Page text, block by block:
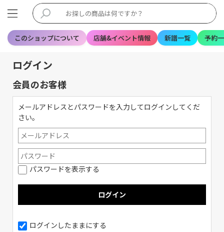
このショップについて 店舗&イベント情報 新譜一覧 予約
ログイン
会員のお客様
メールアドレスとパスワードを入力してログインしてくだ
さい。
パスワードを表示する
ログインしたままにする